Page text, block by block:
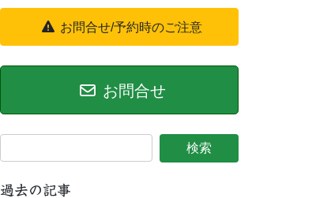
お問合せ/予約時のご注意
お問合せ
過去の記事